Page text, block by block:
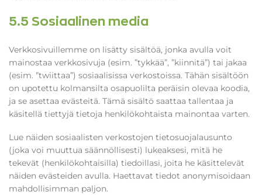
5.5 Sosiaalinen media
Verkkosivuillemme on lisätty sisältöä, jonka avulla voit
mainostaa verkkosivuja (esim. ”tykkää”, ”kiinnitä”) tai jakaa
(esim. ”twiittaa”) sosiaalisissa verkostoissa. Tähän sisältöön
on upotettu kolmansilta osapuolilta peräisin olevaa koodia,
ja se asettaa evästeitä. Tämä sisältö saattaa tallentaa ja
käsitellä tiettyjä tietoja henkilökohtaista mainontaa varten.
Lue näiden sosiaalisten verkostojen tietosuojalausunto
(joka voi muuttua säännöllisesti) lukeaksesi, mitä he
tekevät (henkilökohtaisilla) tiedoillasi, joita he käsittelevät
näiden evästeiden avulla. Haettavat tiedot anonymisoidaan
mahdollisimman paljon.